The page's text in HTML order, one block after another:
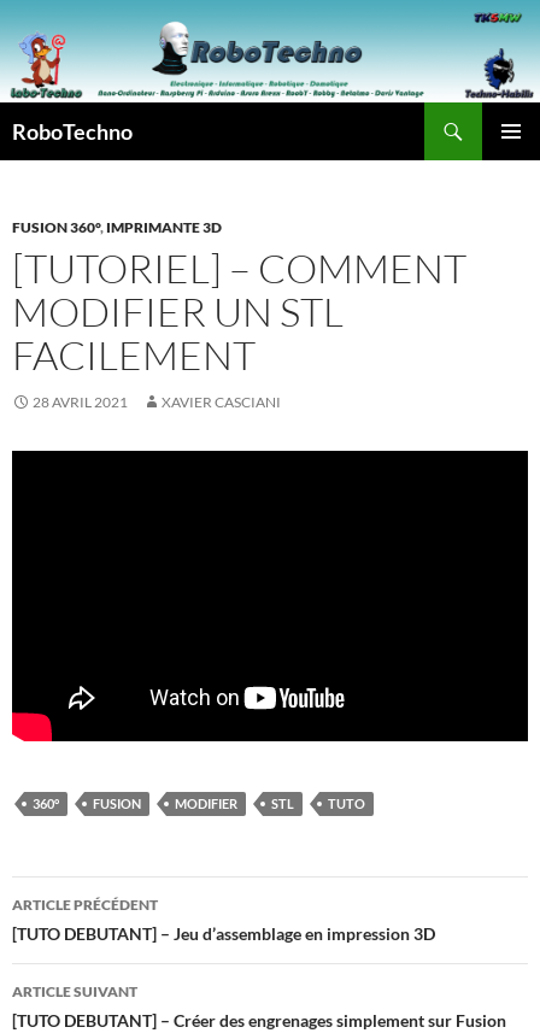
au
contenu
RoboTechno
FUSION 360°, IMPRIMANTE 3D
[TUTORIEL] – COMMENT
MODIFIER UN STL
FACILEMENT
28 AVRIL 2021 XAVIER CASCIANI
360° FUSION MODIFIER STL TUTO
Navigation
des
articles
ARTICLE PRÉCÉDENT
[TUTO DEBUTANT] – Jeu d’assemblage en impression 3D
ARTICLE SUIVANT
[TUTO DEBUTANT] – Créer des engrenages simplement sur Fusion